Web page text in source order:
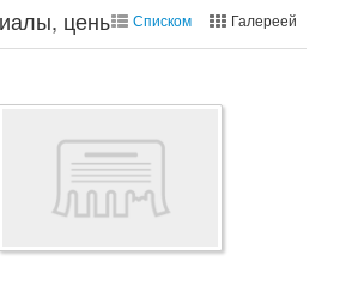
цены, марки
Списком Галереей